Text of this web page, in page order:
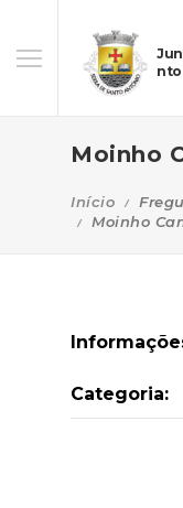
Moinho
Início
Moinho
Categoria: